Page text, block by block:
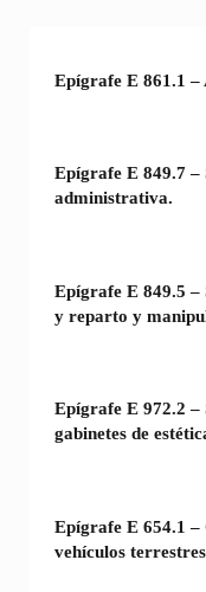
Epígrafe E 861.1 –
Epígrafe E 849.7 –
administrativa.
Epígrafe E 849.5 –
y reparto y
Epígrafe E 972.2 –
gabinetes de
Epígrafe E 654.1
vehículos